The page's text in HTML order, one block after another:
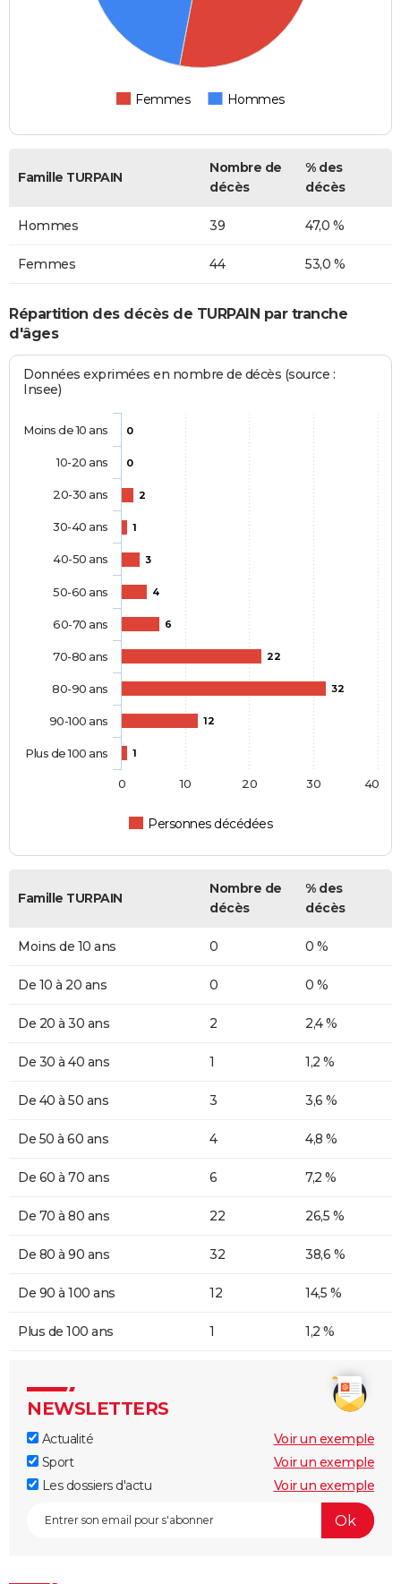
Femmes Hommes
Famille TURPAIN
Nombre de
décès
% des
décès
Hommes 39 47,0 %
Femmes 44 53,0 %
Répartition des décès de TURPAIN par tranche
d'âges
Données exprimées en nombre de décès (source :
Insee)
0
0
2
1
3
4
6
22
32
12
1
Personnes décédées
Moins de 10 ans
10-20 ans
20-30 ans
30-40 ans
40-50 ans
50-60 ans
60-70 ans
70-80 ans
80-90 ans
90-100 ans
Plus de 100 ans
0 10 20 30 40
Famille TURPAIN
Nombre de
décès
% des
décès
Moins de 10 ans 0 0 %
De 10 à 20 ans 0 0 %
De 20 à 30 ans 2 2,4 %
De 30 à 40 ans 1 1,2 %
De 40 à 50 ans 3 3,6 %
De 50 à 60 ans 4 4,8 %
De 60 à 70 ans 6 7,2 %
De 70 à 80 ans 22 26,5 %
De 80 à 90 ans 32 38,6 %
De 90 à 100 ans 12 14,5 %
Plus de 100 ans 1 1,2 %
NEWSLETTERS
Actualité
Voir un exemple
Sport
Voir un exemple
Les dossiers d'actu
Voir un exemple